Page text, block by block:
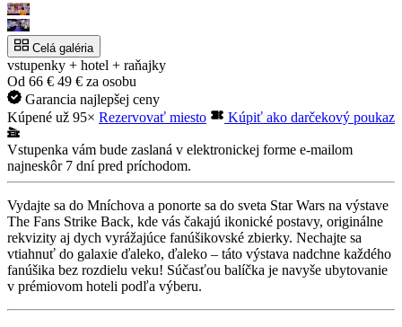
Celá galéria
vstupenky + hotel + raňajky
Od 66 € 49 € za osobu
Garancia najlepšej ceny
Kúpené už 95× Rezervovať miesto Kúpiť ako darčekový poukaz
Vstupenka vám bude zaslaná v elektronickej forme e-mailom
najneskôr 7 dní pred príchodom.
Vydajte sa do Mníchova a ponorte sa do sveta Star Wars na výstave
The Fans Strike Back, kde vás čakajú ikonické postavy, originálne
rekvizity aj dych vyrážajúce fanúšikovské zbierky. Nechajte sa
vtiahnuť do galaxie ďaleko, ďaleko – táto výstava nadchne každého
fanúšika bez rozdielu veku! Súčasťou balíčka je navyše ubytovanie
v prémiovom hoteli podľa výberu.